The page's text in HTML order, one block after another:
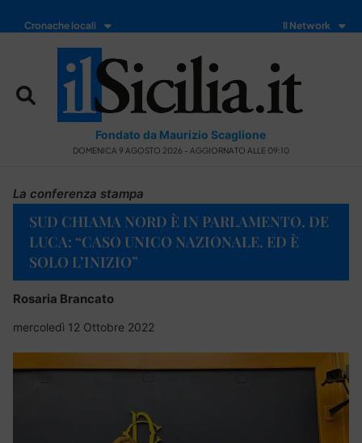
Cronache locali Il Network
Fondato da Maurizio Scaglione
DOMENICA 9 AGOSTO 2026 - AGGIORNATO ALLE 09:10
La conferenza stampa
SUD CHIAMA NORD È IN PARLAMENTO. DE
LUCA: “CASO UNICO NAZIONALE. ED È
SOLO L’INIZIO”
Rosaria Brancato
mercoledì 12 Ottobre 2022